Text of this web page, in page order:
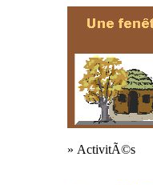
» ActivitÃ©s